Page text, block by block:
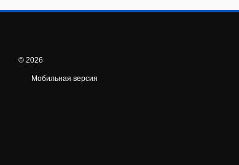
© 2026
Мобильная версия